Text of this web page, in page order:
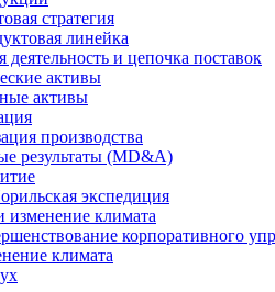
стратегия
линейка
деятельность и цепочка поставок
активы
активы
производства
результаты (MD&A)
экспедиция
изменение климата
корпоративного
климата